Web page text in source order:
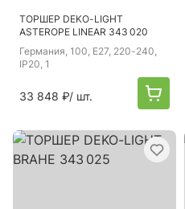
ТОРШЕР DEKO-LIGHT
ASTEROPE LINEAR 343 020
Германия, 100, E27, 220-240,
IP20, 1
33 848 ₽/ шт.